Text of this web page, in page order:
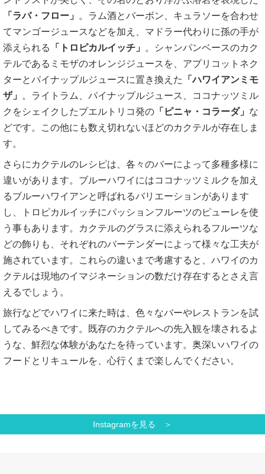
「ラバ・フロー」
。ラム酒とバーボン、キュラソーを合わせ
てマンゴージュースなどを加え、マドラー代わりに孫の手が
添えられる
「トロピカルイッチ」
。シャンパンベースのカク
テルであるミモザのオレンジジュースを、アプリコットネク
ターとパイナップルジュースに置き換えた
「ハワイアンミモ
ザ」
。ライトラム、パイナップルジュース、ココナッツミル
クをシェイクしたプエルトリコ発の 「ピニャ・コラーダ」 な
どです。この他にも数え切れないほどのカクテルが存在しま
す。
さらにカクテルのレシピは、各々のバーによって多種多様に
違いがあります。ブルーハワイにはココナッツミルクを加え
るブルーハワイアンと呼ばれるバリエーションがあります
し、トロピカルイッチにパッションフルーツのピューレを使
う事もあります。カクテルのグラスに添えられるフルーツな
どの飾りも、それぞれのバーテンダーによって様々な工夫が
施されています。これらの違いまで考慮すると、ハワイのカ
クテルは現地のイマジネーションの数だけ存在するとさえ言
えるでしょう。
旅行などでハワイに来た時は、色々なバーやレストランを試
してみるべきです。既存のカクテルへの先入観を壊されるよ
うな、鮮烈な体験があなたを待っています。奥深いハワイの
フードとリキュールを、心行くまで楽しんでください。
Instagramを見る ＞